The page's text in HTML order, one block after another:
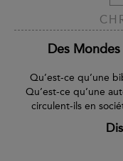
Des
Qu’est-ce qu’une
Qu’est-ce qu’une
circulent-ils en